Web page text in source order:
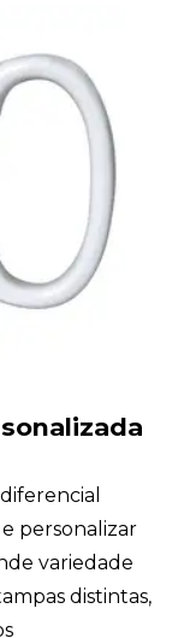
personalizar
variedade
distintas,